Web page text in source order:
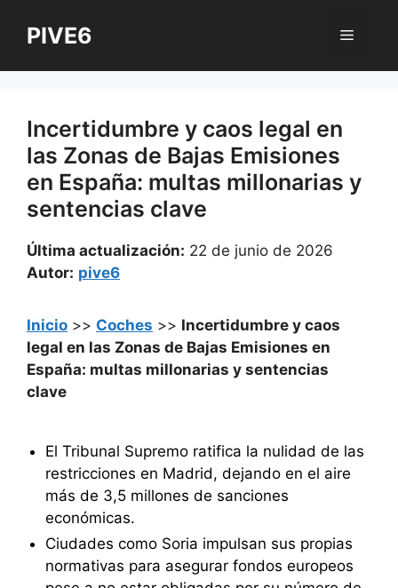
PIVE6 Menú
Incertidumbre y caos legal en
las Zonas de Bajas Emisiones
en España: multas millonarias y
sentencias clave
Última actualización: 22 de junio de 2026
Autor: pive6
Inicio >> Coches >> Incertidumbre y caos
legal en las Zonas de Bajas Emisiones en
España: multas millonarias y sentencias
clave
El Tribunal Supremo ratifica la nulidad de las
restricciones en Madrid, dejando en el aire
más de 3,5 millones de sanciones
económicas.
Ciudades como Soria impulsan sus propias
normativas para asegurar fondos europeos